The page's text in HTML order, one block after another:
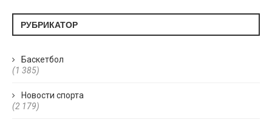
РУБРИКАТОР
Баскетбол
(1 385)
Новости спорта
(2 179)